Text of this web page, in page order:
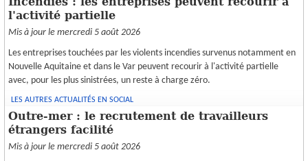
l'activité partielle
Mis à jour le mercredi 5 août 2026
Les entreprises touchées par les violents incendies survenus notamment en
Nouvelle Aquitaine et dans le Var peuvent recourir à l'activité partielle
avec, pour les plus sinistrées, un reste à charge zéro.
LES AUTRES ACTUALITÉS EN SOCIAL
Outre-mer : le recrutement de travailleurs
étrangers facilité
Mis à jour le mercredi 5 août 2026